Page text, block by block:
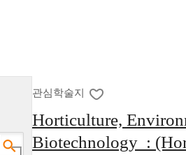
관심학술지
Horticulture,
Biotechnology :